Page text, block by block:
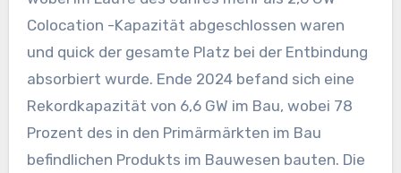
Colocation -Kapazität abgeschlossen waren
und quick der gesamte Platz bei der Entbindung
absorbiert wurde. Ende 2024 befand sich eine
Rekordkapazität von 6,6 GW im Bau, wobei 78
Prozent des in den Primärmärkten im Bau
befindlichen Produkts im Bauwesen bauten. Die